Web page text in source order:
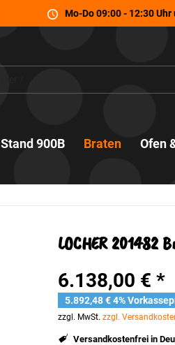
Mo-Do 09:00 - 12:30
Stand 900B Braten Ofen
LOCHER
6.138,00 € *
5.892,48 € 4%
zzgl. MwSt. zzgl.
Versandkostenfrei in